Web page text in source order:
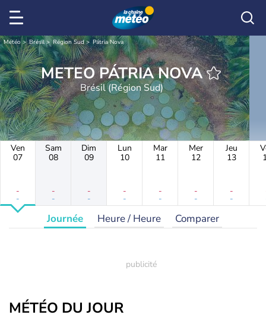
Météo Brésil Région Sud Pátria Nova
METEO PÁTRIA NOVA
Brésil (Région Sud)
Ven
07
-
-
Sam
08
-
-
Dim
09
-
-
Lun
10
-
-
Mar
11
-
-
Mer
12
-
-
Jeu
13
-
-
Journée Heure / Heure Comparer
MÉTÉO DU JOUR